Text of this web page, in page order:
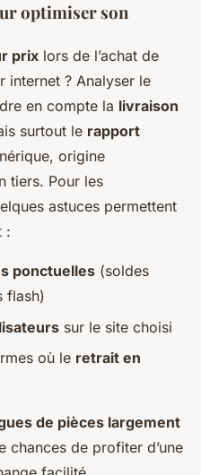
optimiser son
prix lors de l’achat de
internet ? Analyser le
en compte la livraison
surtout le rapport
origine
tiers. Pour les
astuces permettent
:
ponctuelles (soldes
flash)
sur le site choisi
où le retrait en
de pièces largement
chances de profiter d’une